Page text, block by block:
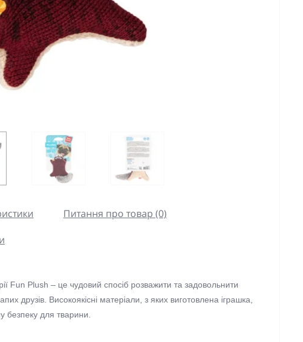
Питання про товар (0)
Fun Plush – це чудовий спосіб розважити та задовольнити
друзів. Високоякісні матеріали, з яких виготовлена іграшка,
безпеку для тварини.